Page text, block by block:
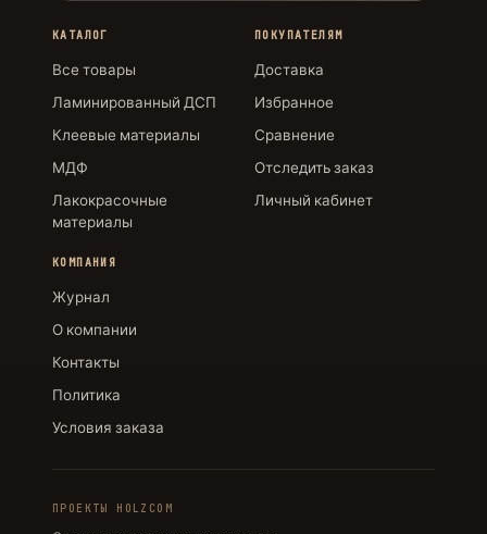
КАТАЛОГ
Все товары
Ламинированный ДСП
Клеевые материалы
МДФ
Лакокрасочные
материалы
ПОКУПАТЕЛЯМ
Доставка
Избранное
Сравнение
Отследить заказ
Личный кабинет
КОМПАНИЯ
Журнал
О компании
Контакты
Политика
Условия заказа
ПРОЕКТЫ HOLZCOM